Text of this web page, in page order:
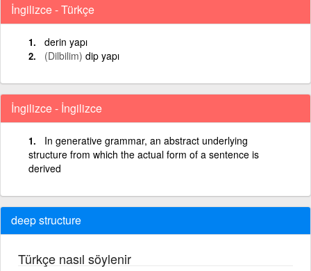
İngilizce - Türkçe
derin yapı
(Dilbilim) dip yapı
İngilizce - İngilizce
In generative grammar, an abstract underlying
structure from which the actual form of a sentence is
derived
deep structure
Türkçe nasıl söylenir